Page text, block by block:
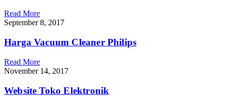
Read More
September 8, 2017
Harga Vacuum Cleaner Philips
Read More
November 14, 2017
Website Toko Elektronik